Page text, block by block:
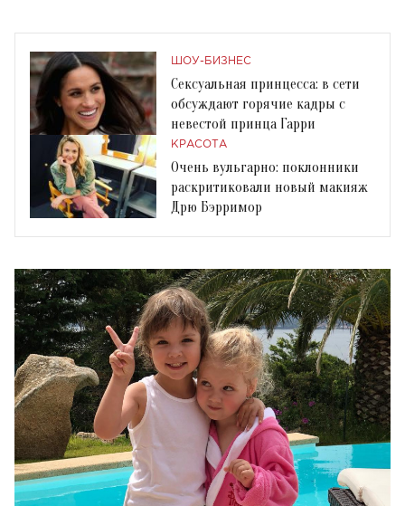
ШОУ-БИЗНЕС
Сексуальная принцесса: в сети
обсуждают горячие кадры с
невестой принца Гарри
КРАСОТА
Очень вульгарно: поклонники
раскритиковали новый макияж
Дрю Бэрримор